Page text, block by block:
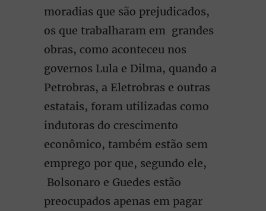
moradias que são prejudicados,
os que trabalharam em grandes
obras, como aconteceu nos
governos Lula e Dilma, quando a
Petrobras, a Eletrobras e outras
estatais, foram utilizadas como
indutoras do crescimento
econômico, também estão sem
emprego por que, segundo ele,
Bolsonaro e Guedes estão
preocupados apenas em pagar